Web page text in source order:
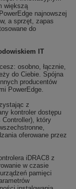
większą
najnowszej
a sprzęt, zapas
do
IT
osobno, łącznie,
do Ciebie. Spójna
producentów
PowerEdge.
z
kontroler dostępu
Controller), który
oferowane przez
iDRAC8 z
w czasie
pamięci